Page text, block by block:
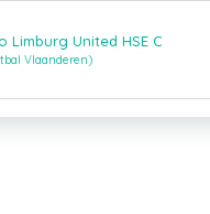
Limburg United HSE C
Vlaanderen)